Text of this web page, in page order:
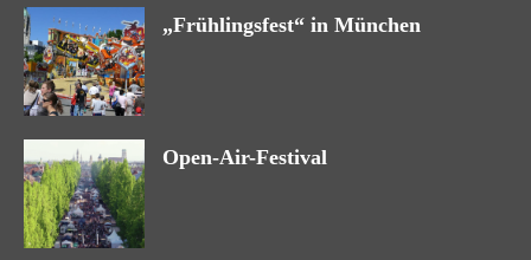
„Frühlingsfest“ in München
Open-Air-Festival